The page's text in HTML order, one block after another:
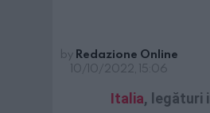
by Redazione Online
10/10/2022, 15:06
Italia, legături